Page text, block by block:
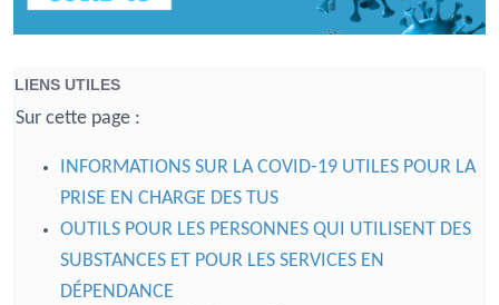
LIENS UTILES
Sur cette page :
INFORMATIONS SUR LA COVID-19 UTILES POUR LA
PRISE EN CHARGE DES TUS
OUTILS POUR LES PERSONNES QUI UTILISENT DES
SUBSTANCES ET POUR LES SERVICES EN
DÉPENDANCE